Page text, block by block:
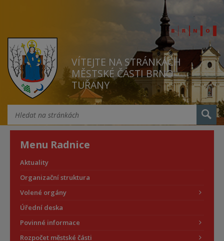
VÍTEJTE NA STRÁNKÁCH
MĚSTSKÉ ČÁSTI BRNO
TUŘANY
Menu Radnice
Aktuality
Organizační struktura
Volené orgány
Úřední deska
Povinné informace
Rozpočet městské části